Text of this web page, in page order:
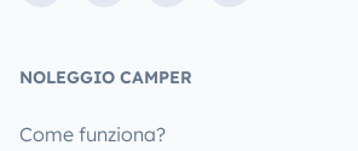
NOLEGGIO CAMPER
Come funziona?